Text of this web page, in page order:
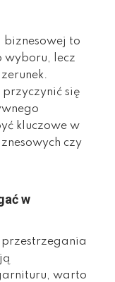
biznesowej to
wyboru, lecz
się
kluczowe w
czy
w
warto